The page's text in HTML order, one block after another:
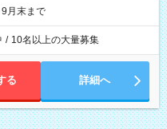
月末まで
/ 10名以上の大量募集
る 詳細へ